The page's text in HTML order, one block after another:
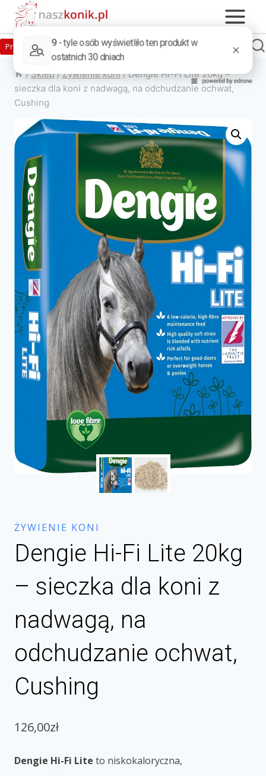
Produkty w sklepie Zaloguj 0
/ Sklep / Żywienie koni / Dengie Hi-Fi Lite 20kg –
sieczka dla koni z nadwagą, na odchudzanie ochwat,
Cushing
ŻYWIENIE KONI
Dengie Hi-Fi Lite 20kg
– sieczka dla koni z
nadwagą, na
odchudzanie ochwat,
Cushing
126,00zł
Dengie Hi-Fi Lite to niskokaloryczna,